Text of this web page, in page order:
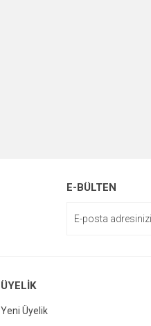
E-BÜLTEN
ÜYELİK
Yeni Üyelik